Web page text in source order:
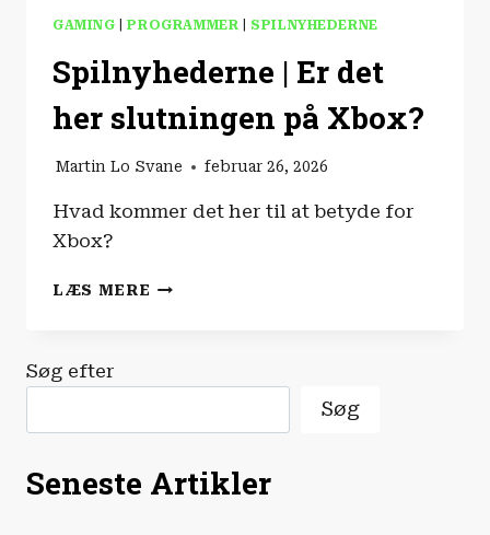
GAMING |PROGRAMMER SPILNYHEDERNE
Spilnyhederne | Er det
her slutningen på Xbox?
Martin Lo Svane februar 26, 2026
Hvad kommer det her til at betyde for
Xbox?
LÆS MERE SPILNYHEDERNE
Søg efter
Søg
Seneste Artikler